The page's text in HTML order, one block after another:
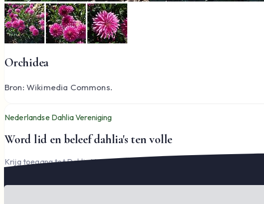
Orchidea
Bron: Wikimedia Commons.
Nederlandse Dahlia Vereniging
Word lid en beleef dahlia's ten volle
Krijg toegang tot Dahlia Varia, documenten en het complete